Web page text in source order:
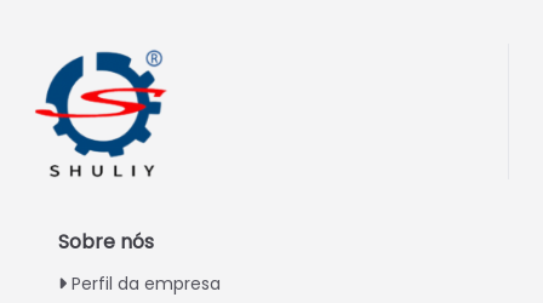
Sobre nós
Perfil da empresa